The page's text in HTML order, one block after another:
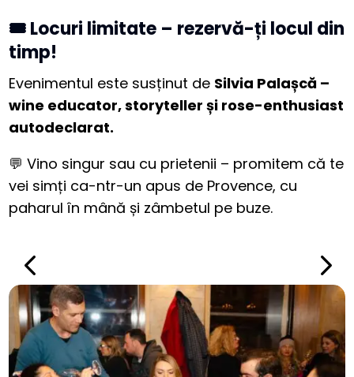
🎟 Locuri limitate – rezervă-ți locul din
timp!
Evenimentul este susținut de Silvia Palașcă –
wine educator, storyteller și rose-enthusiast
autodeclarat.
💬 Vino singur sau cu prietenii – promitem că te
vei simți ca-ntr-un apus de Provence, cu
paharul în mână și zâmbetul pe buze.